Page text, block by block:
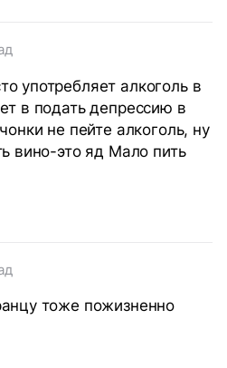
употребляет алкоголь в
в подать депрессию в
не пейте алкоголь, ну
вино-это яд Мало пить
тоже пожизненно